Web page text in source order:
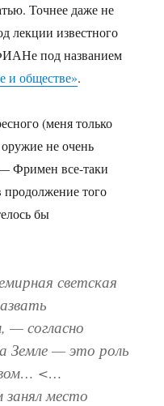
Точнее даже не
лекции известного
под названием
и обществе».
(меня только
не очень
Фримен все-таки
того
бы
светская
— согласно
Земле — это роль
<…
место